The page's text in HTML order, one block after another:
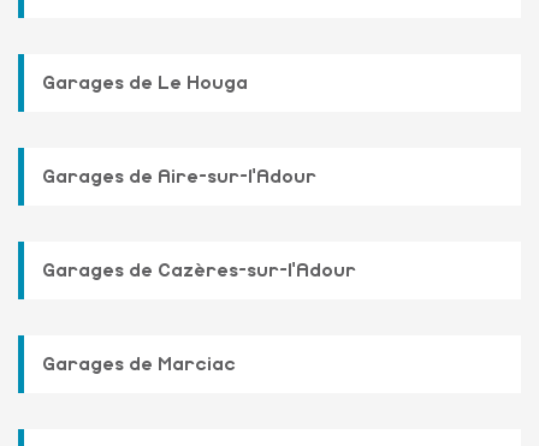
Garages de Le Houga
Garages de Aire-sur-l'Adour
Garages de Cazères-sur-l'Adour
Garages de Marciac